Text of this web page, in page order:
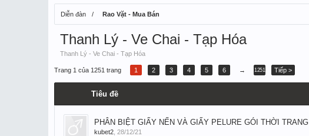
Diễn đàn Rao Vặt - Mua Bán
Thanh Lý - Ve Chai - Tạp Hóa
Thanh Lý - Ve Chai - Tạp Hóa
Trang 1 của 1251 trang 1 2 3 4 5 6 → 1251 Tiếp >
Tiêu đề
PHÂN BIỆT GIẤY NẾN VÀ GIẤY PELURE GÓI THỜI TRANG
kubet2 28/12/21